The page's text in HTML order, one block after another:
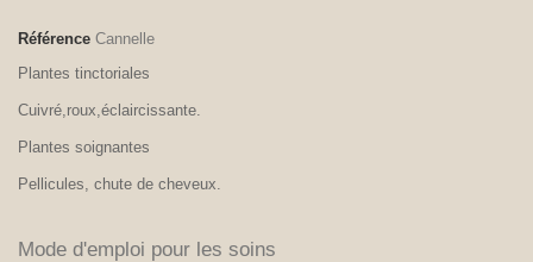
Référence Cannelle
Plantes tinctoriales
Cuivré,roux,éclaircissante.
Plantes soignantes
Pellicules, chute de cheveux.
Mode d'emploi pour les soins